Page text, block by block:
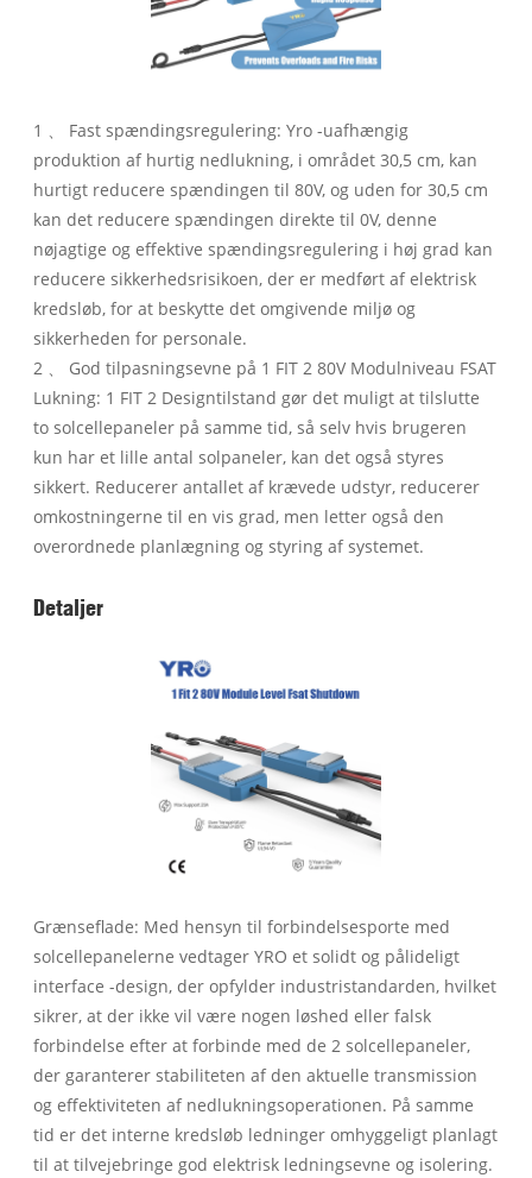
1 、 Fast spændingsregulering: Yro -uafhængig
produktion af hurtig nedlukning, i området 30,5 cm, kan
hurtigt reducere spændingen til 80V, og uden for 30,5 cm
kan det reducere spændingen direkte til 0V, denne
nøjagtige og effektive spændingsregulering i høj grad kan
reducere sikkerhedsrisikoen, der er medført af elektrisk
kredsløb, for at beskytte det omgivende miljø og
sikkerheden for personale.
2 、 God tilpasningsevne på 1 FIT 2 80V Modulniveau FSAT
Lukning: 1 FIT 2 Designtilstand gør det muligt at tilslutte
to solcellepaneler på samme tid, så selv hvis brugeren
kun har et lille antal solpaneler, kan det også styres
sikkert. Reducerer antallet af krævede udstyr, reducerer
omkostningerne til en vis grad, men letter også den
overordnede planlægning og styring af systemet.
Detaljer
Grænseflade: Med hensyn til forbindelsesporte med
solcellepanelerne vedtager YRO et solidt og pålideligt
interface -design, der opfylder industristandarden, hvilket
sikrer, at der ikke vil være nogen løshed eller falsk
forbindelse efter at forbinde med de 2 solcellepaneler,
der garanterer stabiliteten af den aktuelle transmission
og effektiviteten af nedlukningsoperationen. På samme
tid er det interne kredsløb ledninger omhyggeligt planlagt
til at tilvejebringe god elektrisk ledningsevne og isolering.